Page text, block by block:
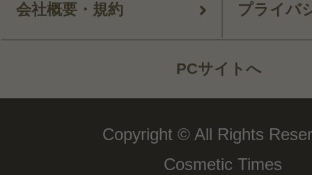
会社概要・規約 プライバ
PCサイトへ
Copyright © All Rights
Cosmetic Times